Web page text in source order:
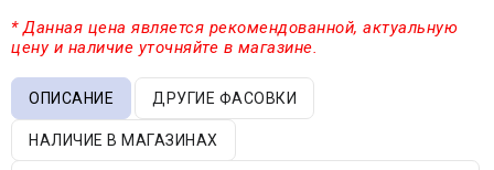
* Данная цена является рекомендованной, актуальную
цену и наличие уточняйте в магазине.
ОПИСАНИЕ ДРУГИЕ ФАСОВКИ
НАЛИЧИЕ В МАГАЗИНАХ